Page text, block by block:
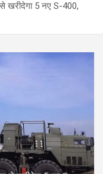
खरीदेगा 5 नए S-400,